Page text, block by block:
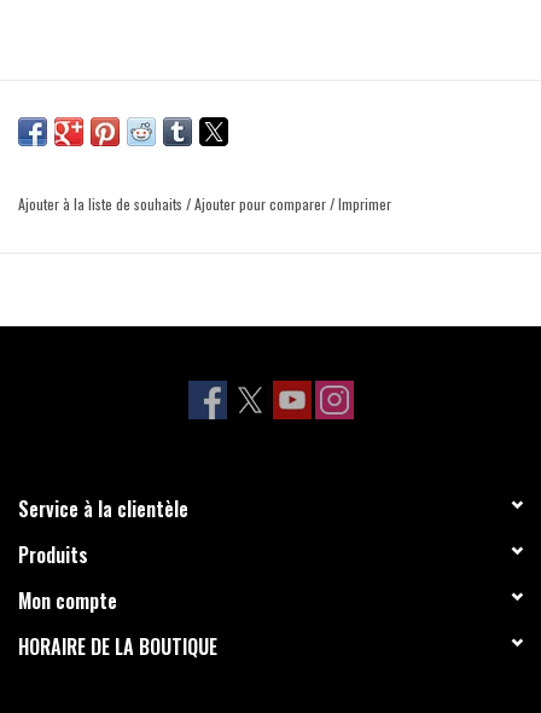
Ajouter à la liste de souhaits /Ajouter pour comparer/Imprimer
Service à la clientèle
Produits
Mon compte
HORAIRE DE LA BOUTIQUE